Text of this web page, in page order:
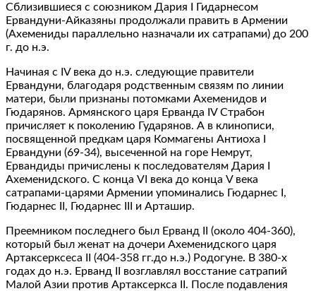
Сблизившиеся с союзником Дария I Гидарнесом
Ервандуни-Айказяны продолжали править в Армении
(Ахемениды параллельно назначали их сатрапами) до 200
г. до н.э.
Начиная с ΙV века до н.э. следующие правители
Ервандуни, благодаря родственным связям по линии
матери, были признаны потомками Ахеменидов и
Гюдарянов. Армянского царя Ерванда ΙV Страбон
причисляет к поколению Гударянов. А в клинописи,
посвященной предкам царя Коммагены Антиоха Ι
Ервандуни (69-34), высеченной на горе Немрут,
Ервандиды причислены к последователям Дария Ι
Ахеменидского. С конца VΙ века до конца V века
сатрапами-царями Армении упоминались Гюдарнес Ι,
Гюдарнес ΙΙ, Гюдарнес ΙΙΙ и Арташир.
Преемником последнего был Ерванд ΙΙ (около 404-360),
который был женат на дочери Ахеменидского царя
Артаксерксеса ΙΙ (404-358 гг.до н.э.) Родогуне. В 380-х
годах до н.э. Ерванд ΙΙ возглавлял восстание сатрапий
Малой Азии против Артаксеркса II. После подавления